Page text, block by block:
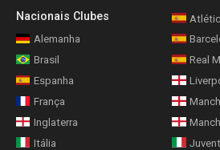
Nacionais Clubes
Alemanha
Brasil
Espanha
França
Inglaterra
Itália
Real